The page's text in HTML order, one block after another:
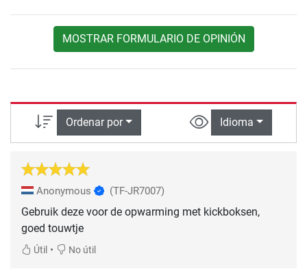
MOSTRAR FORMULARIO DE OPINIÓN
Ordenar por Idioma
Anonymous (TF-JR7007)
Gebruik deze voor de opwarming met kickboksen,
goed touwtje
Útil • No útil